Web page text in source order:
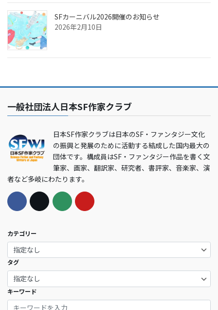
SFカーニバル2026開催のお知らせ
2026年2月10日
一般社団法人日本SF作家クラブ
日本SF作家クラブは日本のSF・ファンタジー文化
の振興と発展のために活動する結成した国内最大の
団体です。構成員はSF・ファンタジー作品を書く文
筆家、画家、翻訳家、研究者、書評家、音楽家、演
者など多岐にわたります。
カテゴリー
タグ
キーワード